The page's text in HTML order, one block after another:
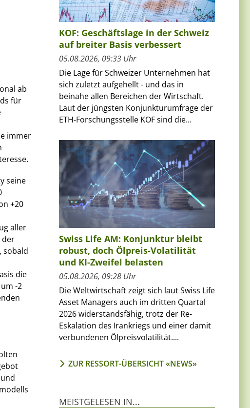
ab
für
immer
seine
+20
aller
der
sobald
die
-2
KOF: Geschäftslage in der Schweiz
auf breiter Basis verbessert
05.08.2026, 09:33 Uhr
Die Lage für Schweizer Unternehmen hat
sich zuletzt aufgehellt - und das in
beinahe allen Bereichen der Wirtschaft.
Laut der jüngsten Konjunkturumfrage der
ETH-Forschungsstelle KOF sind die...
Swiss Life AM: Konjunktur bleibt
robust, doch Ölpreis-Volatilität
und KI-Zweifel belasten
05.08.2026, 09:28 Uhr
Die Weltwirtschaft zeigt sich laut Swiss Life
Asset Managers auch im dritten Quartal
2026 widerstandsfähig, trotz der Re-
Eskalation des Irankriegs und einer damit
verbundenen Ölpreisvolatilität....
ZUR RESSORT-ÜBERSICHT «NEWS»
MEISTGELESEN IN...